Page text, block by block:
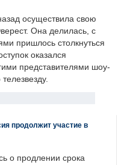
осуществила свою
Она делилась, с
пришлось столкнуться
оказался
представителями шоу-
продолжит участие в
о продлении срока